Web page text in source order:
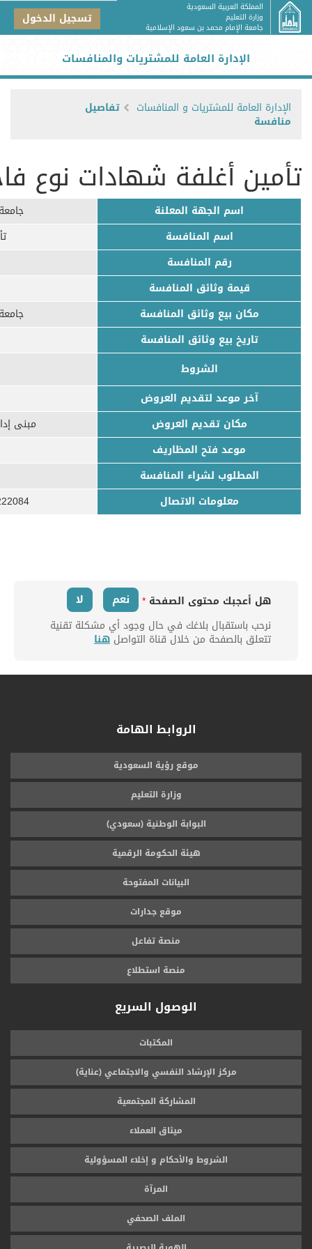
المملكة العربية السعودية
وزارة التعليم
جامعة الإمام محمد بن سعود الإسلامية تسجيل الدخول
الإدارة العامة للمشتريات والمنافسات
الإدارة العامة للمشتريات و المنافسات تفاصيل
منافسة
تأمين أغلفة شهادات نوع
اسم الجهة المعلنة
اسم المنافسة
رقم المنافسة
قيمة وثائق المنافسة
مكان بيع وثائق المنافسة
تاريخ بيع وثائق المنافسة
الشروط
آخر موعد لتقديم العروض
مكان تقديم العروض
مبنى
موعد فتح المظاريف
المطلوب لشراء المنافسة
معلومات الاتصال
هل أعجبك محتوى الصفحة * نعم لا
نرحب باستقبال بلاغك في حال وجود أي مشكلة تقنية
تتعلق بالصفحة من خلال قناة التواصل هنا
الروابط الهامة
موقع رؤية السعودية
وزارة التعليم
البوابة الوطنية (سعودي)
هيئة الحكومة الرقمية
البيانات المفتوحة
موقع جدارات
منصة تفاعل
منصة استطلاع
الوصول السريع
المكتبات
مركز الإرشاد النفسي والاجتماعي (عناية)
المشاركة المجتمعية
ميثاق العملاء
الشروط والأحكام و إخلاء المسؤولية
المرآة
الملف الصحفي